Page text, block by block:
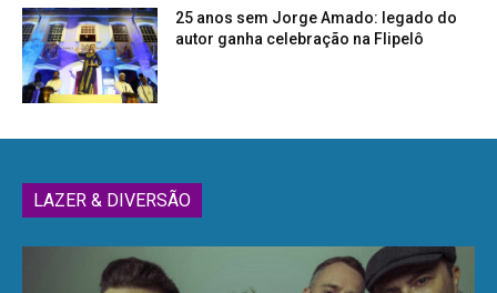
25 anos sem Jorge Amado: legado do
autor ganha celebração na Flipelô
LAZER & DIVERSÃO